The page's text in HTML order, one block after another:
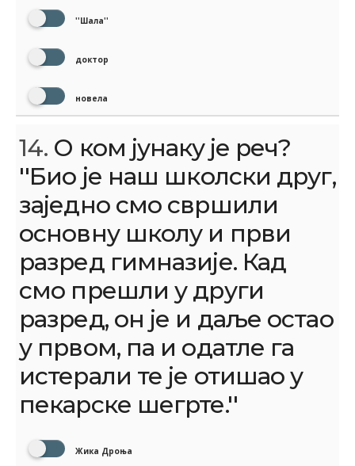
''Шала''
доктор
новела
14. О ком јунаку је реч?
''Био је наш школски друг,
заједно смо свршили
основну школу и први
разред гимназије. Кад
смо прешли у други
разред, он је и даље остао
у првом, па и одатле га
истерали те је отишао у
пекарске шегрте.''
Жика Дроња